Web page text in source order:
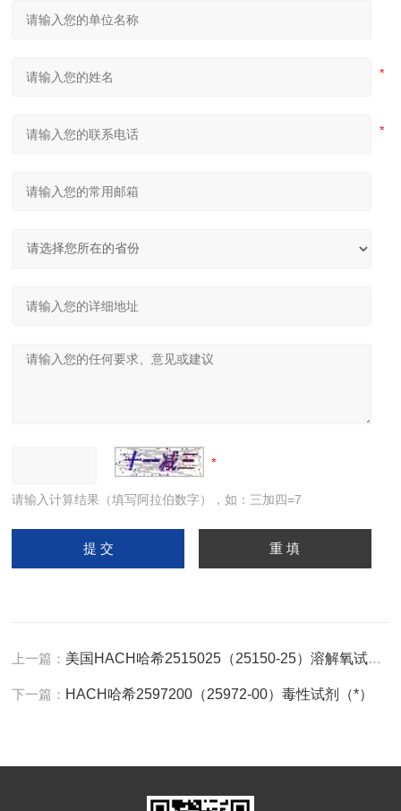
请输入计算结果（填写阿拉伯数字），如：三加四=7
上一篇： 美国HACH哈希2515025（25150-25）溶解氧试剂（*）
下一篇： HACH哈希2597200（25972-00）毒性试剂（*）